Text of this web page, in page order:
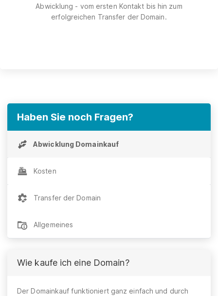
Abwicklung - vom ersten Kontakt bis hin zum
erfolgreichen Transfer der Domain.
Haben Sie noch Fragen?
Abwicklung Domainkauf
Kosten
Transfer der Domain
Allgemeines
Wie kaufe ich eine Domain?
Der Domainkauf funktioniert ganz einfach und durch